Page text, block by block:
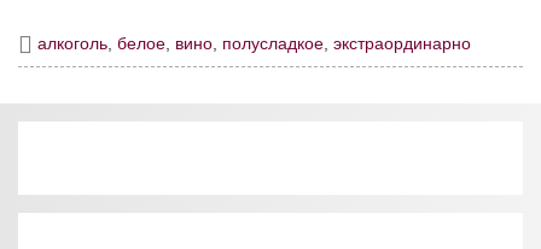
алкоголь ,белое вино полусладкое ,экстраординарно